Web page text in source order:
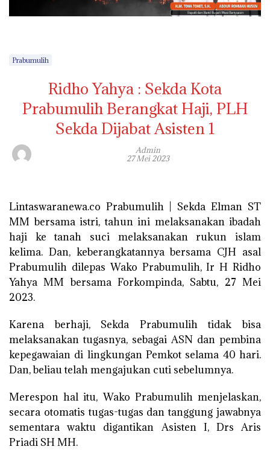
Prabumulih
Ridho Yahya : Sekda Kota
Prabumulih Berangkat Haji, PLH
Sekda Dijabat Asisten 1
Admin
27 Mei 2023
Lintaswaranewa.co Prabumulih | Sekda Elman ST
MM bersama istri, tahun ini melaksanakan ibadah
haji ke tanah suci melaksanakan rukun islam
kelima. Dan, keberangkatannya bersama CJH asal
Prabumulih dilepas Wako Prabumulih, Ir H Ridho
Yahya MM bersama Forkompinda, Sabtu, 27 Mei
2023.
Karena berhaji, Sekda Prabumulih tidak bisa
melaksanakan tugasnya, sebagai ASN dan pembina
kepegawaian di lingkungan Pemkot selama 40 hari.
Dan, beliau telah mengajukan cuti sebelumnya.
Merespon hal itu, Wako Prabumulih menjelaskan,
secara otomatis tugas-tugas dan tanggung jawabnya
sementara waktu digantikan Asisten I, Drs Aris
Priadi SH MH.